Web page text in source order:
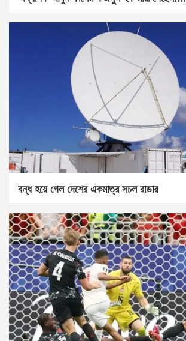
বন্ধ হয়ে গেল দেশের একমাত্র সচল রাডার